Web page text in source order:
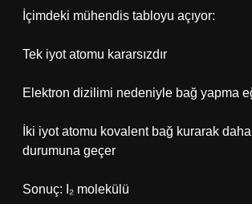
İçimdeki mühendis tabloyu açıyor:
Tek iyot atomu kararsızdır
Elektron dizilimi nedeniyle bağ yapma
İki iyot atomu kovalent bağ kurarak
durumuna geçer
Sonuç: I₂ molekülü